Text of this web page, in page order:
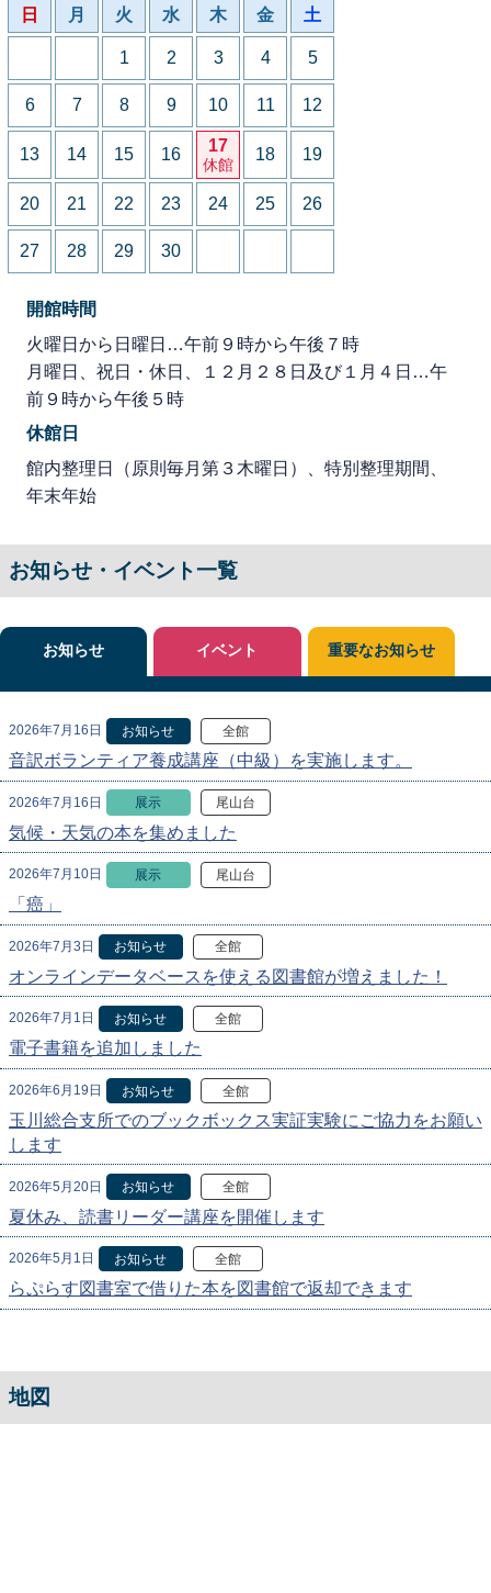
日 月 火 水 木 金 土
1 2 3 4 5
6 7 8 9 10 11 12
13 14 15 16 17
休館
18 19
20 21 22 23 24 25 26
27 28 29 30
開館時間
火曜日から日曜日…午前９時から午後７時
月曜日、祝日・休日、１２月２８日及び１月４日…午
前９時から午後５時
休館日
館内整理日（原則毎月第３木曜日）、特別整理期間、
年末年始
お知らせ・イベント一覧
お知らせ
2026年7月16日 お知らせ 全館
音訳ボランティア養成講座（中級）を実施します。
2026年7月16日 展示 尾山台
気候・天気の本を集めました
2026年7月10日 展示 尾山台
「癌」
2026年7月3日 お知らせ 全館
オンラインデータベースを使える図書館が増えました！
2026年7月1日 お知らせ 全館
電子書籍を追加しました
2026年6月19日 お知らせ 全館
玉川総合支所でのブックボックス実証実験にご協力をお願い
します
2026年5月20日 お知らせ 全館
夏休み、読書リーダー講座を開催します
2026年5月1日 お知らせ 全館
らぷらす図書室で借りた本を図書館で返却できます
イベント 重要なお知らせ
地図